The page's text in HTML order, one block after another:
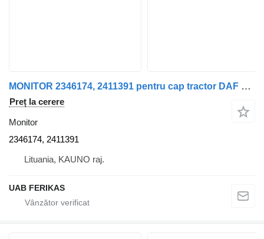
MONITOR 2346174, 2411391 pentru cap tractor DAF XF, XG
Preț la cerere
Monitor
2346174, 2411391
Lituania, KAUNO raj.
UAB FERIKAS